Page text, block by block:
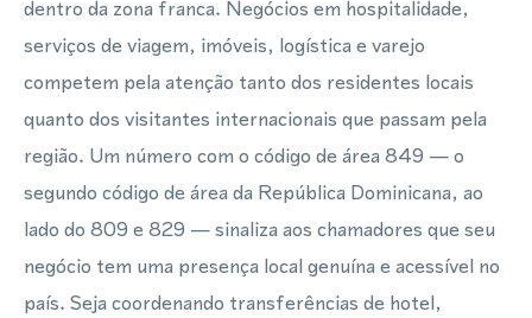
dentro da zona franca. Negócios em hospitalidade,
serviços de viagem, imóveis, logística e varejo
competem pela atenção tanto dos residentes locais
quanto dos visitantes internacionais que passam pela
região. Um número com o código de área 849 — o
segundo código de área da República Dominicana, ao
lado do 809 e 829 — sinaliza aos chamadores que seu
negócio tem uma presença local genuína e acessível no
país. Seja coordenando transferências de hotel,